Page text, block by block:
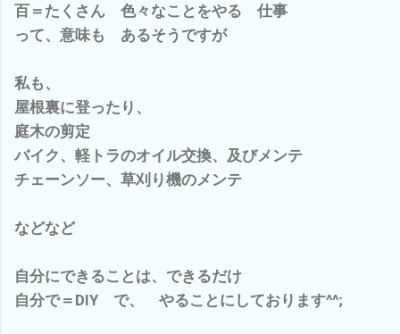
百＝たくさん 色々なことをやる 仕事
って、意味も あるそうですが
私も、
屋根裏に登ったり、
庭木の剪定
バイク、軽トラのオイル交換、及びメンテ
チェーンソー、草刈り機のメンテ
などなど
自分にできることは、できるだけ
自分で＝DIY で、 やることにしております^^;